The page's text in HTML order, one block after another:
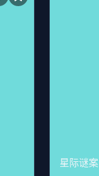
星际谜案